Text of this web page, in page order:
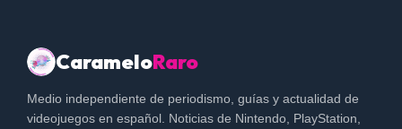
CarameloRaro
Medio independiente de periodismo, guías y actualidad de
videojuegos en español. Noticias de Nintendo, PlayStation,